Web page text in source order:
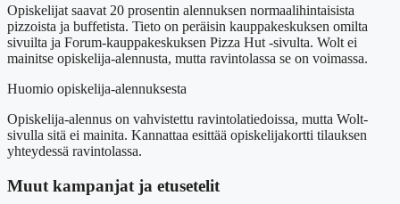
Opiskelijat saavat 20 prosentin alennuksen normaalihintaisista
pizzoista ja buffetista. Tieto on peräisin kauppakeskuksen omilta
sivuilta ja Forum-kauppakeskuksen Pizza Hut -sivulta. Wolt ei
mainitse opiskelija-alennusta, mutta ravintolassa se on voimassa.
Huomio opiskelija-alennuksesta
Opiskelija-alennus on vahvistettu ravintolatiedoissa, mutta Wolt-
sivulla sitä ei mainita. Kannattaa esittää opiskelijakortti tilauksen
yhteydessä ravintolassa.
Muut kampanjat ja etusetelit